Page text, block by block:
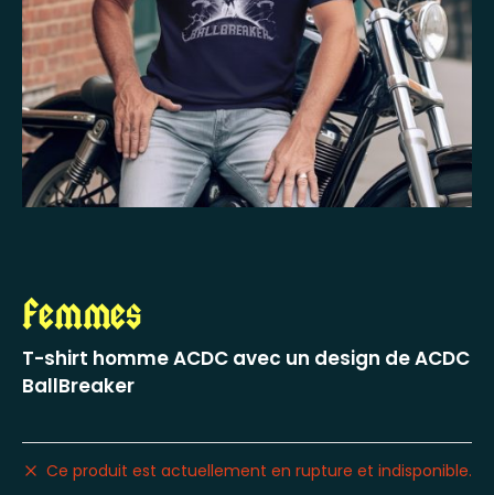
Femmes
T-shirt homme ACDC avec un design de ACDC
BallBreaker
Ce produit est actuellement en rupture et indisponible.